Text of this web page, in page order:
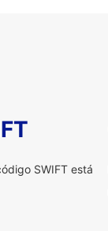
SWIFT está